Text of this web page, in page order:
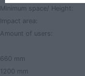
Minimum space/ Height:
Impact area:
Amount of users:
660 mm
1200 mm